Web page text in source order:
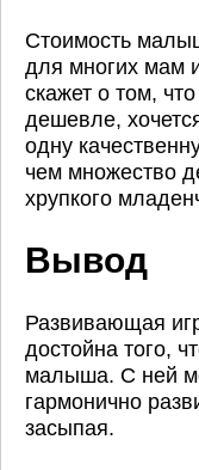
Стоимость
для многих мам
скажет о том,
дешевле,
одну
чем множество
хрупкого
Вывод
Развивающая
достойна того,
малыша. С ней
гармонично
засыпая.